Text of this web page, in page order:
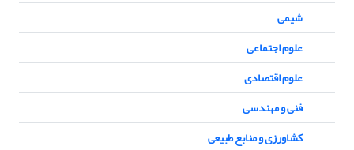
شیمی
علوم اجتماعی
علوم اقتصادی
فنی و مهندسی
کشاورزی و منابع طبیعی